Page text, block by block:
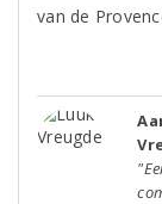
van de